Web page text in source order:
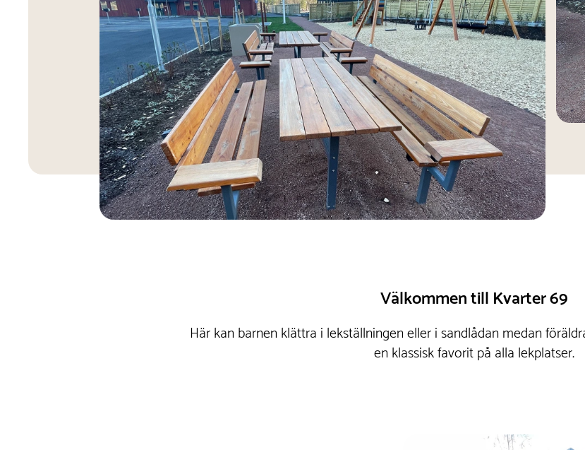
Välkommen till Kvarter 69
Här kan barnen klättra i lekställningen eller i sandlådan medan
en klassisk favorit på alla lekplatser.